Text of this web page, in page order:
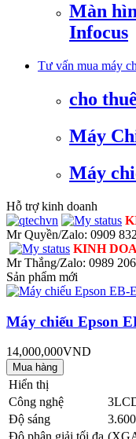
Màn
Infocus
Tư vấn mua máy
cho
Máy
Máy
Hỗ trợ kinh doanh
Mr Quyền/Zalo: 0909
KINH
Mr Thắng/Zalo: 0989
Sản phẩm mới
Máy chiếu Epson
14,000,000VND
Hiển thị
Công nghệ
Độ sáng